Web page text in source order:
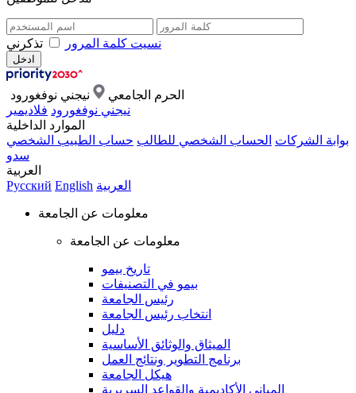
نسيت كلمة المرور تذكرني
الحرم الجامعي
نيجني نوفغورود
نيجني نوفغورود فلاديمير
الموارد الداخلية
بوابة الشركات الحساب الشخصي للطالب حساب الطبيب الشخصي
سدو
العربية
Русский English العربية
معلومات عن الجامعة
معلومات عن الجامعة
تاريخ بيمو
بيمو في التصنيفات
رئيس الجامعة
انتخاب رئيس الجامعة
دليل
الميثاق والوثائق الأساسية
برنامج التطوير ونتائج العمل
هيكل الجامعة
المباني الأكاديمية والقواعد السريرية